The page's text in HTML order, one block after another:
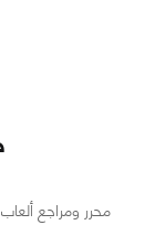
محرر ومراجع